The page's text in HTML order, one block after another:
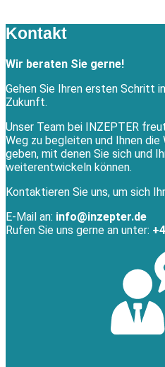
Kontakt
Wir beraten Sie gerne!
Gehen Sie Ihren ersten Schritt
Zukunft.
Unser Team bei INZEPTER
Weg zu begleiten und Ihnen die
geben, mit denen Sie sich und
weiterentwickeln können.
Kontaktieren Sie uns, um sich
E-Mail an: info@inzepter.de
Rufen Sie uns gerne an unter: